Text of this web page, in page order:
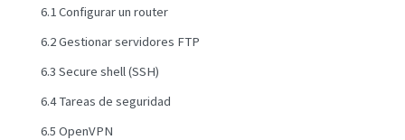
6.1 Configurar un router
6.2 Gestionar servidores FTP
6.3 Secure shell (SSH)
6.4 Tareas de seguridad
6.5 OpenVPN